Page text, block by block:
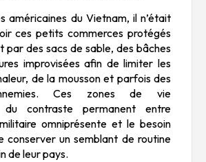
américaines du Vietnam, il n’était
ces petits commerces protégés
par des sacs de sable, des bâches
improvisées afin de limiter les
de la mousson et parfois des
Ces zones de vie
du contraste permanent entre
omniprésente et le besoin
conserver un semblant de routine
de leur pays.